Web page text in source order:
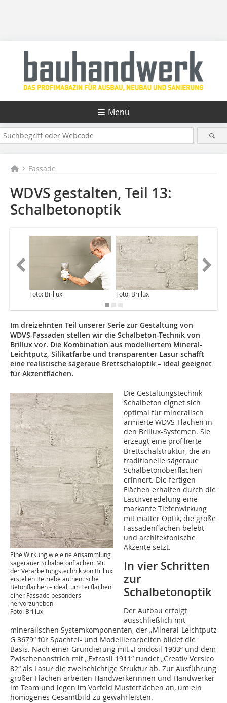
Menü
Fassade
WDVS gestalten, Teil 13:
Schalbetonoptik
Foto: Brillux Foto: Brillux
Im dreizehnten Teil unserer Serie zur Gestaltung von
WDVS-Fassaden stellen wir die Schalbeton-Technik von
Brillux vor. Die Kombination aus modelliertem Mineral-
Leichtputz, Silikatfarbe und transparenter Lasur schafft
eine realistische sägeraue Brettschaloptik – ideal geeignet
für Akzentflächen.
Eine Wirkung wie eine Ansammlung
sägerauer Schalbetonflächen: Mit
der Verarbeitungstechnik von Brillux
erstellen Betriebe authentische
Betonflächen – ideal, um Teilflächen
einer Fassade besonders
hervorzuheben
Foto: Brillux
Die Gestaltungstechnik
Schalbeton eignet sich
optimal für mineralisch
armierte WDVS-Flächen in
den Brillux-Systemen. Sie
erzeugt eine profilierte
Brettschalstruktur, die an
traditionelle sägeraue
Schalbetonoberflächen
erinnert. Die fertigen
Flächen erhalten durch die
Lasurveredelung eine
markante Tiefenwirkung
mit matter Optik, die große
Fassadenflächen belebt
und architektonische
Akzente setzt.
In vier Schritten
zur
Schalbetonoptik
Der Aufbau erfolgt
ausschließlich mit
mineralischen Systemkomponenten, der „Mineral-Leichtputz
G 3679“ für Spachtel- und Modellierarbeiten bildet die
Basis. Nach einer Grundierung mit „Fondosil 1903“ und dem
Zwischenanstrich mit „Extrasil 1911“ rundet „Creativ Versico
82“ als Lasur die zweischichtige Struktur ab. Zur Ausführung
großer Flächen arbeiten Handwerkerinnen und Handwerker
im Team und legen im Vorfeld Musterflächen an, um ein
homogenes Gesamtbild zu gewährleisten.